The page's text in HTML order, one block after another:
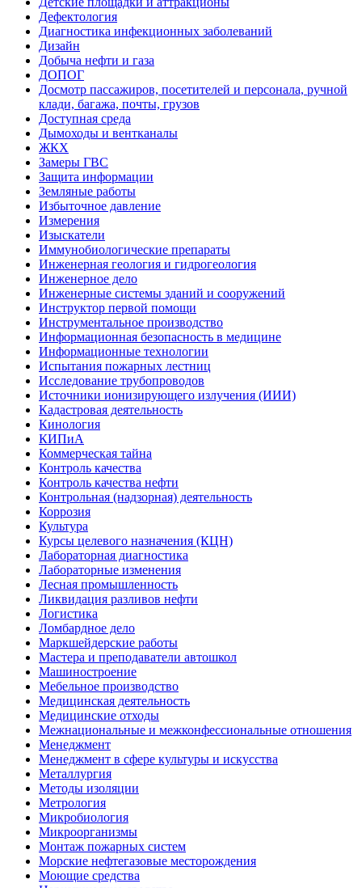
Дефектология
Диагностика инфекционных заболеваний
Дизайн
Добыча нефти и газа
ДОПОГ
Досмотр пассажиров, посетителей и персонала, ручной
клади, багажа, почты, грузов
Доступная среда
Дымоходы и вентканалы
ЖКХ
Замеры ГВС
Защита информации
Земляные работы
Избыточное давление
Измерения
Изыскатели
Иммунобиологические препараты
Инженерная геология и гидрогеология
Инженерное дело
Инженерные системы зданий и сооружений
Инструктор первой помощи
Инструментальное производство
Информационная безопасность в медицине
Информационные технологии
Испытания пожарных лестниц
Исследование трубопроводов
Источники ионизирующего излучения (ИИИ)
Кадастровая деятельность
Кинология
КИПиА
Коммерческая тайна
Контроль качества
Контроль качества нефти
Контрольная (надзорная) деятельность
Коррозия
Культура
Курсы целевого назначения (КЦН)
Лабораторная диагностика
Лабораторные изменения
Лесная промышленность
Ликвидация разливов нефти
Логистика
Ломбардное дело
Маркшейдерские работы
Мастера и преподаватели автошкол
Машиностроение
Мебельное производство
Медицинская деятельность
Медицинские отходы
Межнациональные и межконфессиональные отношения
Менеджмент
Менеджмент в сфере культуры и искусства
Металлургия
Методы изоляции
Метрология
Микробиология
Микроорганизмы
Монтаж пожарных систем
Морские нефтегазовые месторождения
Моющие средства